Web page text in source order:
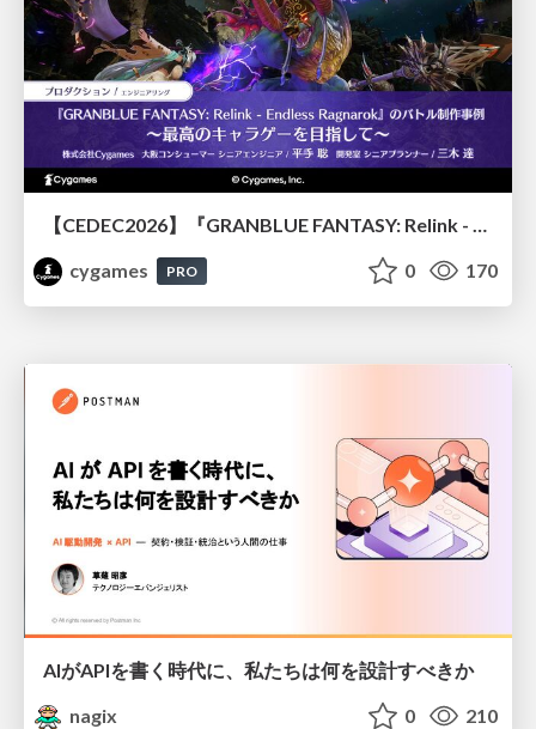
cygames
PRO 0 170
AIがAPIを書く時代に、私たちは何を設計すべきか
nagix
0 210